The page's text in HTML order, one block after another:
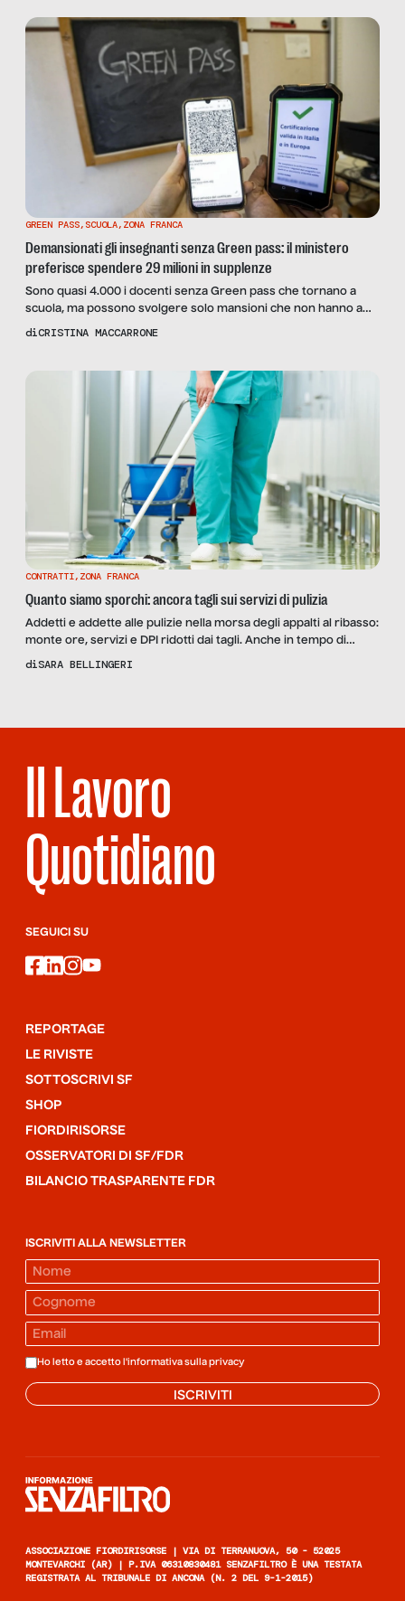
Senza Filtro […]
GREEN PASS, SCUOLA, ZONA FRANCA
Demansionati gli insegnanti senza Green pass: il ministero
preferisce spendere 29 milioni in supplenze
Sono quasi 4.000 i docenti senza Green pass che tornano a
scuola, ma possono svolgere solo mansioni che non hanno a
che fare con la docenza. E l’orario di lavoro raddoppia: secondo
diCRISTINA MACCARRONE
CONTRATTI, ZONA FRANCA
Quanto siamo sporchi: ancora tagli sui servizi di pulizia
Addetti e addette alle pulizie nella morsa degli appalti al ribasso:
monte ore, servizi e DPI ridotti dai tagli. Anche in tempo di
pandemia. I sindacati: “Contratto nazionale non rinnovato da
diSARA BELLINGERI
Il Lavoro
Quotidiano
SEGUICI SU
facebook
linkedin
instagram
youtube
REPORTAGE
LE RIVISTE
SOTTOSCRIVI SF
SHOP
FIORDIRISORSE
OSSERVATORI DI SF/FDR
BILANCIO TRASPARENTE FDR
ISCRIVITI ALLA NEWSLETTER
Ho letto e accetto l'informativa sulla privacy
ISCRIVITI
ASSOCIAZIONE FIORDIRISORSE | VIA DI TERRANUOVA, 50 - 52025
MONTEVARCHI (AR) | P.IVA 06310830481 SENZAFILTRO È UNA TESTATA
REGISTRATA AL TRIBUNALE DI ANCONA (N. 2 DEL 9-1-2015)